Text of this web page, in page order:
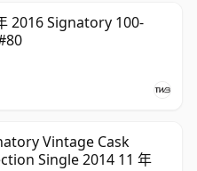
2016 Signatory 100-
Vintage Cask
Single 2014 11 年